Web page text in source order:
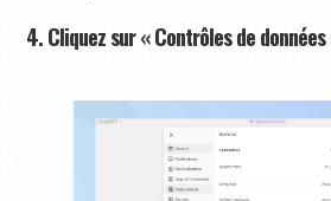
4. Cliquez sur « Contrôles de